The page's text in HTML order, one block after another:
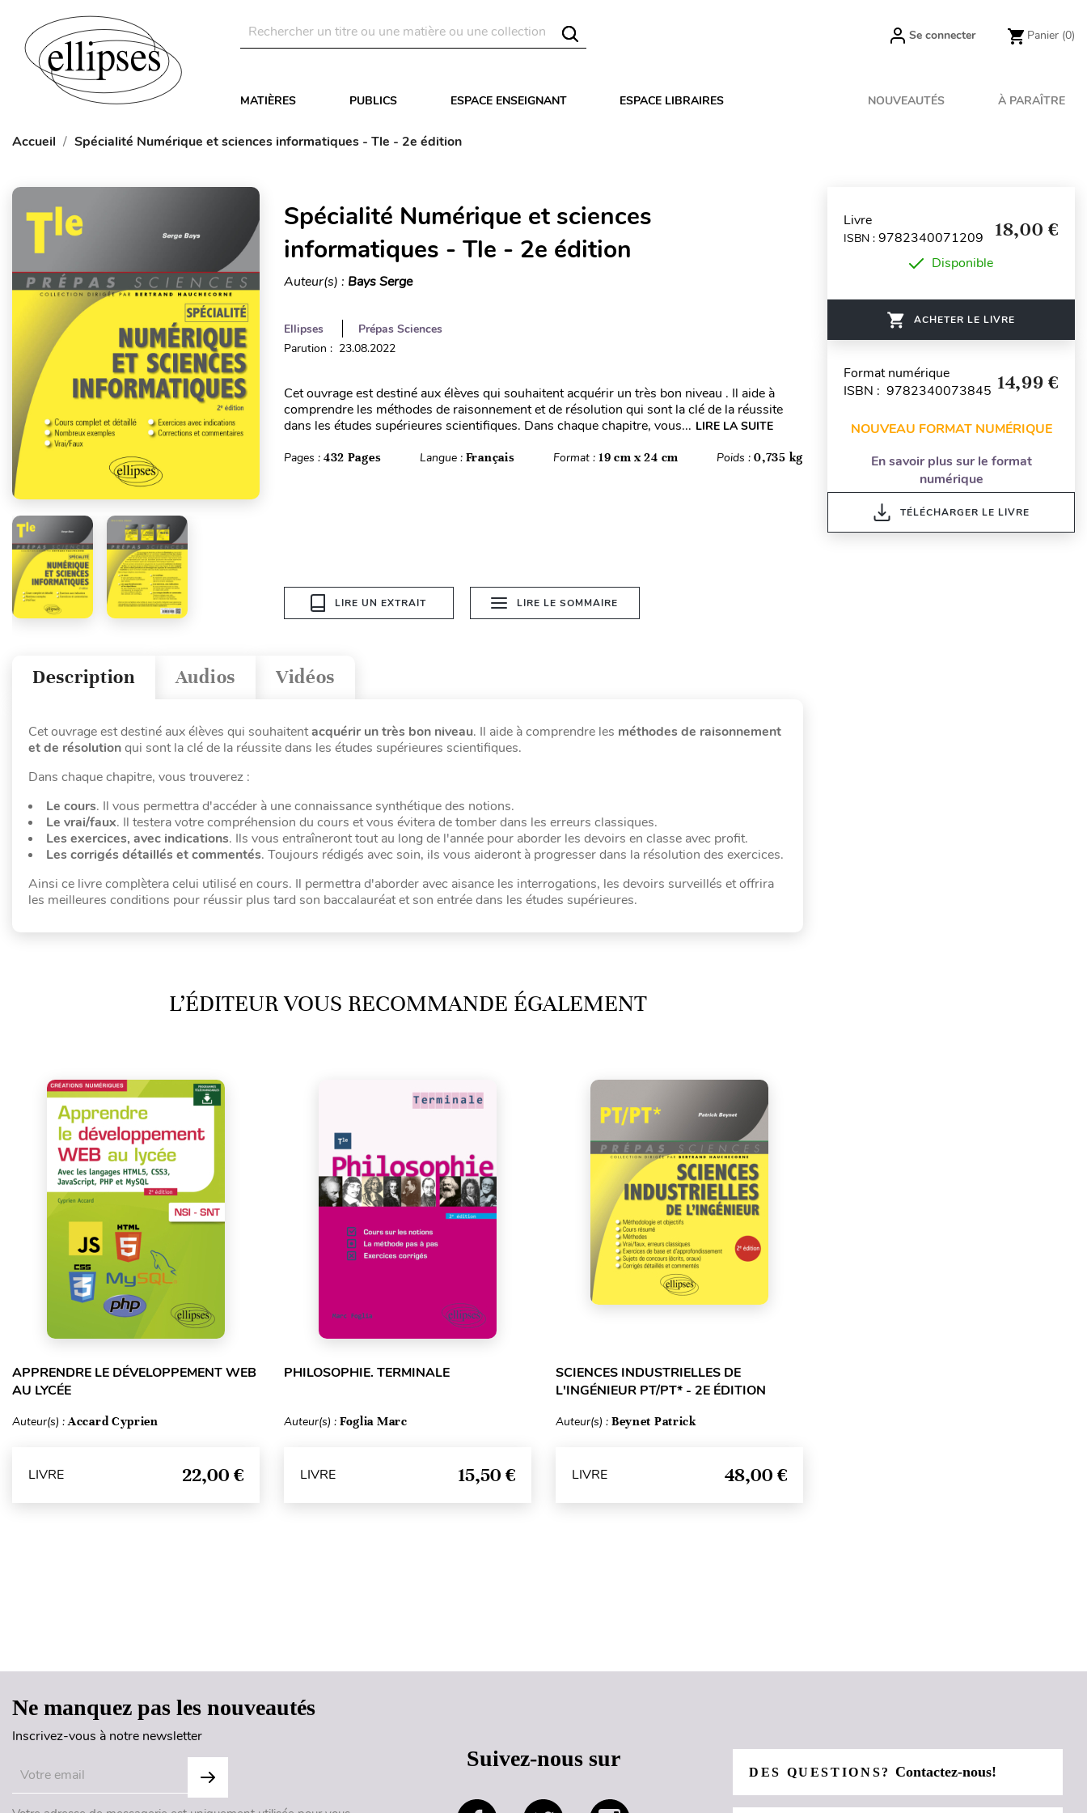
Se connecter Panier (0)
MATIÈRES PUBLICS ESPACE ENSEIGNANT ESPACE LIBRAIRES NOUVEAUTÉS À PARAÎTRE
Accueil Spécialité Numérique et sciences informatiques - Tle - 2e édition
Spécialité Numérique et sciences
informatiques - Tle - 2e édition
Auteur(s) : Bays Serge
Ellipses
Prépas Sciences
Parution : 23.08.2022
Cet ouvrage est destiné aux élèves qui souhaitent acquérir un très bon niveau . Il aide à
comprendre les méthodes de raisonnement et de résolution qui sont la clé de la réussite
dans les études supérieures scientifiques. Dans chaque chapitre, vous... LIRE LA SUITE
Pages : 432 Pages Langue : Français Format : 19 cm x 24 cm Poids :0,735 kg
LIRE UN EXTRAIT LIRE LE SOMMAIRE
Vidéos
Audios
Description
Cet ouvrage est destiné aux élèves qui souhaitentacquérir un très bon niveau. Il aide à comprendre les méthodes de raisonnement
et de résolutionqui sont la clé de la réussite dans les études supérieures scientifiques.
Dans chaque chapitre, vous trouverez :
Le cours. Il vous permettra d'accéder à une connaissance synthétique des notions.
Le vrai/faux. Il testera votre compréhension du cours et vous évitera de tomber dans les erreurs classiques.
Les exercices, avec indications. Ils vous entraîneront tout au long de l'année pour aborder les devoirs en classe avec profit.
Les corrigés détaillés et commentés. Toujours rédigés avec soin, ils vous aideront à progresser dans la résolution des exercices.
Ainsi ce livre complètera celui utilisé en cours. Il permettra d'aborder avec aisance les interrogations, les devoirs surveillés et offrira
les meilleures conditions pour réussir plus tard son baccalauréat et son entrée dans les études supérieures.
L’ÉDITEUR VOUS RECOMMANDE ÉGALEMENT
APPRENDRE LE DÉVELOPPEMENT WEB
AU LYCÉE
Auteur(s) :Accard Cyprien
LIVRE 22,00 €
PHILOSOPHIE. TERMINALE
Auteur(s) : Foglia Marc
LIVRE 15,50 €
SCIENCES INDUSTRIELLES DE
L'INGÉNIEUR PT/PT* - 2E ÉDITION
Auteur(s) : Beynet Patrick
LIVRE 48,00 €
Livre
ISBN : 9782340071209 18,00 €
Disponible
ACHETER LE LIVRE
Format numérique
ISBN : 9782340073845 14,99 €
NOUVEAU FORMAT NUMÉRIQUE
En savoir plus sur le format
numérique
TÉLÉCHARGER LE LIVRE
Ne manquez pas les nouveautés
Inscrivez-vous à notre newsletter
Suivez-nous sur
DES QUESTIONS?Contactez-nous!